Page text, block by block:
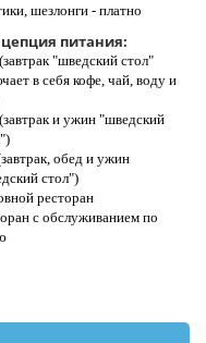
шезлонги - платно
питания:
"шведский стол"
в себя кофе, чай, воду и
и ужин "шведский
обед и ужин
стол")
ресторан
с обслуживанием по